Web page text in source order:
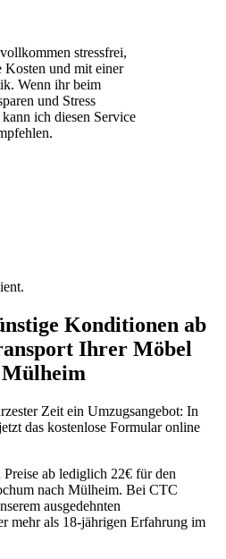
stressfrei,
Kosten und mit einer
Wenn ihr beim
und Stress
ich diesen Service
Konditionen ab
Ihrer Möbel
Mülheim
Zeit ein Umzugsangebot: In
das kostenlose Formular online
ab lediglich 22€ für den
nach Mülheim. Bei CTC
ausgedehnten
mehr als 18-jährigen Erfahrung im